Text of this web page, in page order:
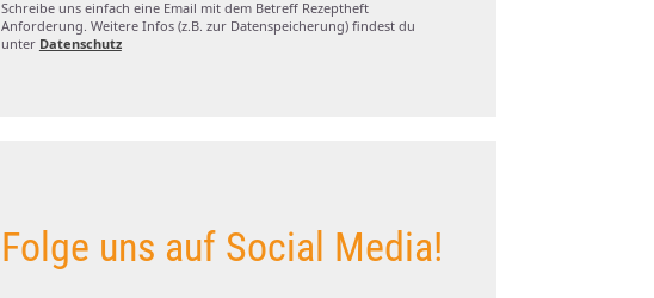
Schreibe uns einfach eine Email mit dem Betreff Rezeptheft
Anforderung. Weitere Infos (z.B. zur Datenspeicherung) findest du
unter Datenschutz
Folge uns auf Social Media!